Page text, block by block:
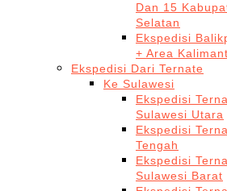
Dan 15
Selatan
Ekspedisi
+ Area
Ekspedisi Dari Ternate
Ke Sulawesi
Ekspedisi
Sulawesi Utara
Ekspedisi
Tengah
Ekspedisi
Sulawesi Barat